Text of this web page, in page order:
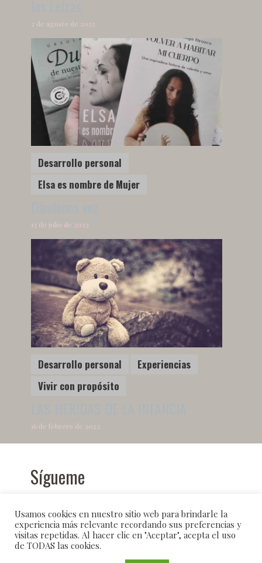
2 de agosto de 2023
Desarrollo personal
Elsa es nombre de Mujer
13 de julio de 2023
Desarrollo personal
Experiencias
Vivir con propósito
16 de febrero de 2023
Sígueme
Usamos cookies en nuestro sitio web para brindarle la
experiencia más relevante recordando sus preferencias y
visitas repetidas. Al hacer clic en "Aceptar", acepta el uso
de TODAS las cookies.